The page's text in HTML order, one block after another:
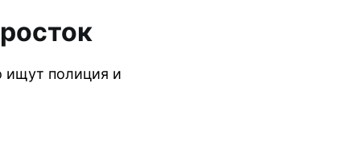
ищут полиция и